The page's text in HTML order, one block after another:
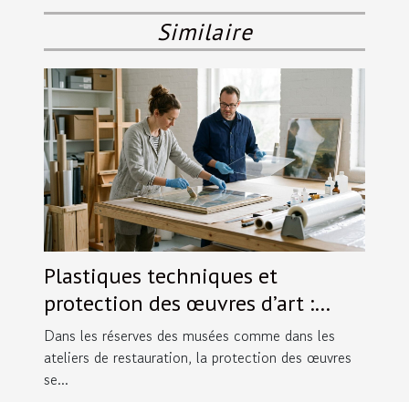
Similaire
Plastiques techniques et
protection des œuvres d’art :
l’allié invisible
Dans les réserves des musées comme dans les
ateliers de restauration, la protection des œuvres
se...